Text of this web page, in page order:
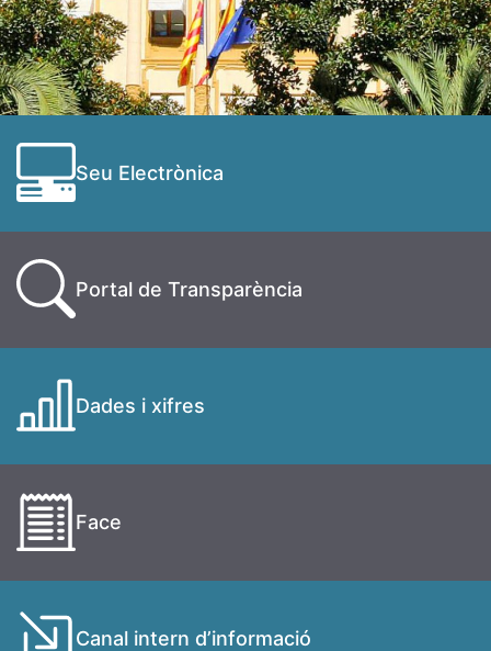
Seu Electrònica
Portal de Transparència
Dades i xifres
Face
Canal intern d’informació